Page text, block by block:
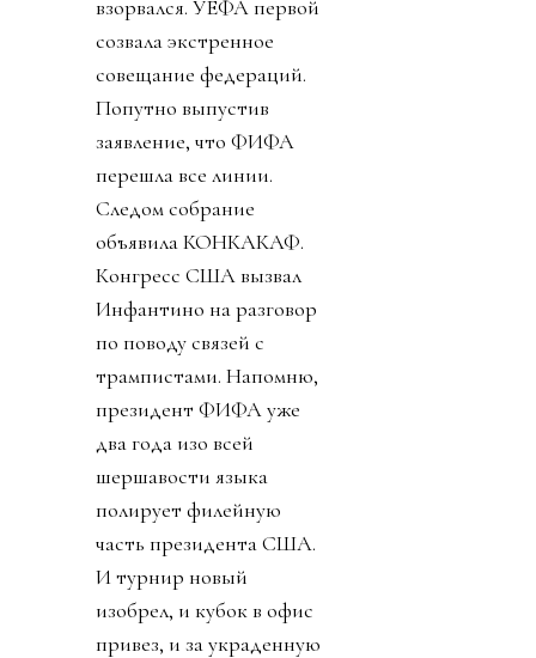
взорвался. УЕФА первой
созвала экстренное
совещание федераций.
Попутно выпустив
заявление, что ФИФА
перешла все линии.
Следом собрание
объявила КОНКАКАФ.
Конгресс США вызвал
Инфантино на разговор
по поводу связей с
трампистами. Напомню,
президент ФИФА уже
два года изо всей
шершавости языка
полирует филейную
часть президента США.
И турнир новый
изобрел, и кубок в офис
привез, и за украденную